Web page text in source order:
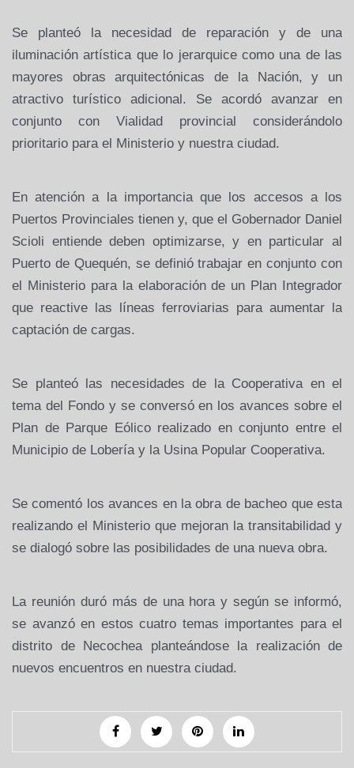
Se planteó la necesidad de reparación y de una
iluminación artística que lo jerarquice como una de las
mayores obras arquitectónicas de la Nación, y un
atractivo turístico adicional. Se acordó avanzar en
conjunto con Vialidad provincial considerándolo
prioritario para el Ministerio y nuestra ciudad.
En atención a la importancia que los accesos a los
Puertos Provinciales tienen y, que el Gobernador Daniel
Scioli entiende deben optimizarse, y en particular al
Puerto de Quequén, se definió trabajar en conjunto con
el Ministerio para la elaboración de un Plan Integrador
que reactive las líneas ferroviarias para aumentar la
captación de cargas.
Se planteó las necesidades de la Cooperativa en el
tema del Fondo y se conversó en los avances sobre el
Plan de Parque Eólico realizado en conjunto entre el
Municipio de Lobería y la Usina Popular Cooperativa.
Se comentó los avances en la obra de bacheo que esta
realizando el Ministerio que mejoran la transitabilidad y
se dialogó sobre las posibilidades de una nueva obra.
La reunión duró más de una hora y según se informó,
se avanzó en estos cuatro temas importantes para el
distrito de Necochea planteándose la realización de
nuevos encuentros en nuestra ciudad.